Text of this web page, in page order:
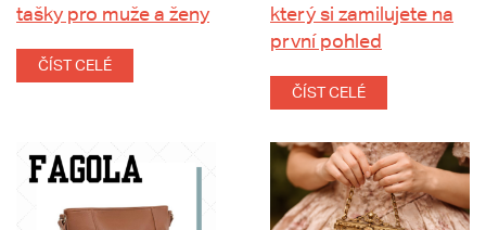
tašky pro muže a ženy
ČÍST CELÉ
který si zamilujete na
první pohled
ČÍST CELÉ